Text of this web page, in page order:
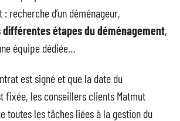
: recherche d’un déménageur,
étapes du déménagement,
équipe dédiée…
est signé et que la date du
fixée, les conseillers clients Matmut
toutes les tâches liées à la gestion du